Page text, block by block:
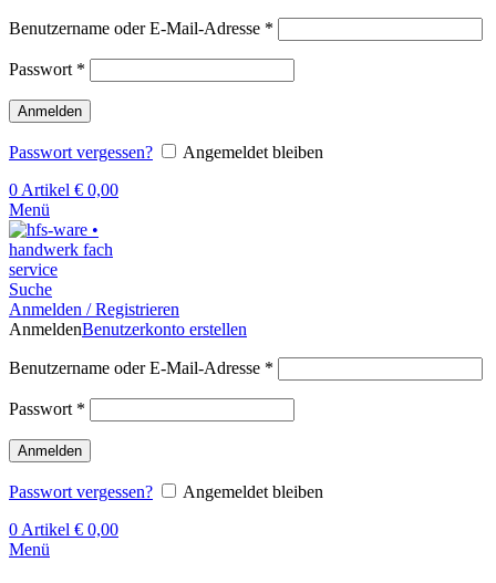
Benutzername oder E-Mail-Adresse *
Passwort *
Anmelden
Passwort vergessen?
Angemeldet bleiben
0 Artikel € 0,00
Menü
Suche
Anmelden / Registrieren
AnmeldenBenutzerkonto erstellen
Benutzername oder E-Mail-Adresse *
Passwort *
Anmelden
Passwort vergessen?
Angemeldet bleiben
0 Artikel € 0,00
Menü